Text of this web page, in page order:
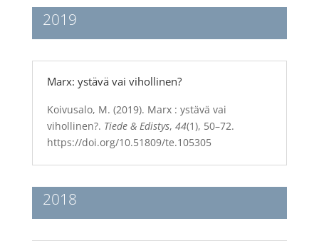
2019
Marx: ystävä vai vihollinen?
Koivusalo, M. (2019). Marx : ystävä vai
vihollinen?. Tiede & Edistys, 44(1), 50–72.
https://doi.org/10.51809/te.105305
2018